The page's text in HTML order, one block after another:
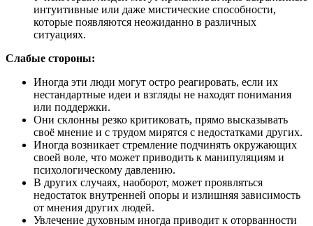
интуитивные или даже мистические способности,
которые появляются неожиданно в различных
ситуациях.
Слабые стороны:
Иногда эти люди могут остро реагировать, если их
нестандартные идеи и взгляды не находят понимания
или поддержки.
Они склонны резко критиковать, прямо высказывать
своё мнение и с трудом мирятся с недостатками других.
Иногда возникает стремление подчинять окружающих
своей воле, что может приводить к манипуляциям и
психологическому давлению.
В других случаях, наоборот, может проявляться
недостаток внутренней опоры и излишняя зависимость
от мнения других людей.
Увлечение духовным иногда приводит к оторванности